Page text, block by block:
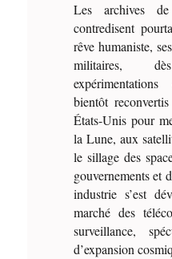
Les archives
contredisent
rêve humaniste,
militaires,
bientôt
États-Unis pour
la Lune, aux
le sillage des
gouvernements et
industrie s’est
marché des
surveillance,
d’expansion